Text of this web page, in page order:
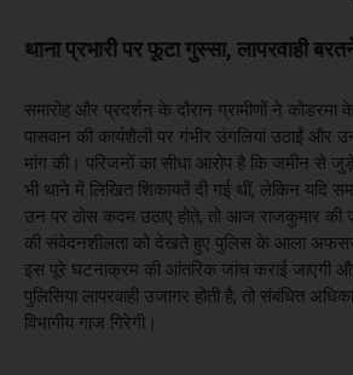
थाना प्रभारी पर फूटा गुस्सा, लापरवाही
समारोह और प्रदर्शन के दौरान ग्रामीणों ने कोडरमा
पासवान की कार्यशैली पर गंभीर उंगलियां उठाईं और
मांग की। परिजनों का सीधा आरोप है कि जमीन से
भी थाने में लिखित शिकायतें दी गई थीं, लेकिन यदि
उन पर ठोस कदम उठाए होते, तो आज राजकुमार की
की संवेदनशीलता को देखते हुए पुलिस के आला
इस पूरे घटनाक्रम की आंतरिक जांच कराई जाएगी
पुलिसिया लापरवाही उजागर होती है, तो संबंधित
विभागीय गाज गिरेगी।